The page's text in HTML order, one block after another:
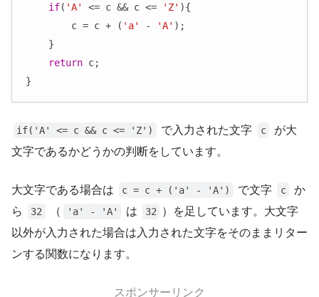
if( 'A' <= c && c <= 'Z' ){
        c = c + (
'a' - 'A' );
return c;
}
if('A' <= c && c <= 'Z') で入力された文字 c
が大
文字であるかどうかの判断をしています。
大文字である場合は c = c + ('a' - 'A') で文字 c
か
ら
32 （ 'a' - 'A' は 32
）を足しています。大文字
以外が入力された場合は入力された文字をそのままリター
ンする関数になります。
スポンサーリンク